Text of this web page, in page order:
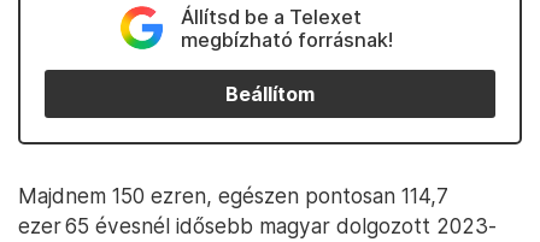
Állítsd be a Telexet
megbízható forrásnak!
Beállítom
Majdnem 150 ezren, egészen pontosan 114,7
ezer 65 évesnél idősebb magyar dolgozott 2023-